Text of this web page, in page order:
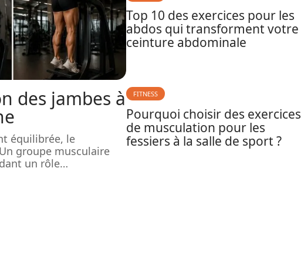
des jambes à
équilibrée, le
groupe musculaire
un rôle…
Top 10 des exercices pour les
abdos qui transforment votre
ceinture abdominale
FITNESS
Pourquoi choisir des exercices
de musculation pour les
fessiers à la salle de sport ?